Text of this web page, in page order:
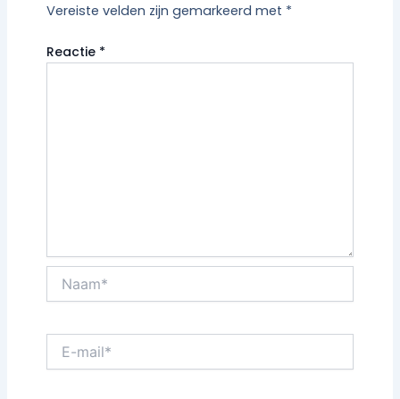
Vereiste velden zijn gemarkeerd met *
Reactie *
Naam*
mail*